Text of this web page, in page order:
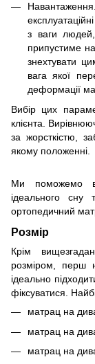
з ваги
припустиме
знехтувати
вага якої
деформації
Вибір цих
клієнта.
за жорсткістю,
якому положенні.
Ми поможемо
ідеального
ортопедичний
Розмір
Крім
розміром, перш
ідеально
фіксуватися.
матрац на
матрац на
матрац на